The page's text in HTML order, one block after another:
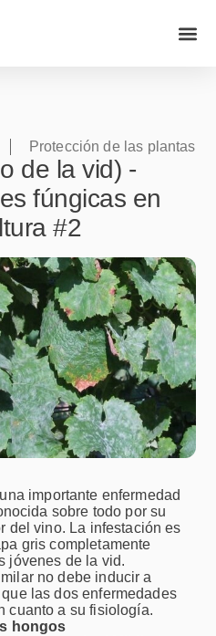
Protección de las plantas
de la vid) -
fúngicas en
#2
una importante enfermedad
sobre todo por su
del vino. La infestación es
gris completamente
jóvenes de la vid.
no debe inducir a
las dos enfermedades
cuanto a su fisiología.
hongos